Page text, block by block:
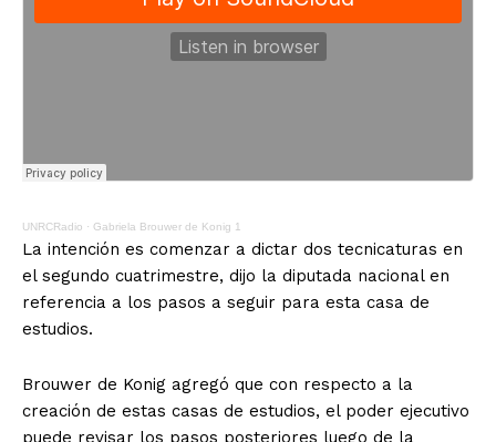
UNRCRadio · Gabriela Brouwer de Konig 1
La intención es comenzar a dictar dos tecnicaturas en
el segundo cuatrimestre, dijo la diputada nacional en
referencia a los pasos a seguir para esta casa de
estudios.
Brouwer de Konig agregó que con respecto a la
creación de estas casas de estudios, el poder ejecutivo
puede revisar los pasos posteriores luego de la